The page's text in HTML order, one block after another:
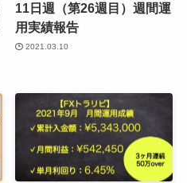
11日週（第26週目）週間運
用実績報告
2021.03.10